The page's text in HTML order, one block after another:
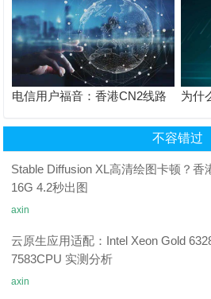
难恢复机制
电信用户福音：香港CN2线路
为什
化的
不容错过
Stable Diffusion XL高清绘图卡顿？香
16G 4.2秒出图
axin
云原生应用适配：Intel Xeon Gold
7583CPU 实测分析
axin